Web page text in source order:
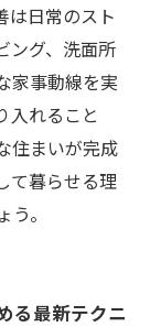
は日常のスト
ング、洗面所
家事動線を実
入れること
住まいが完成
て暮らせる理
。
る最新テクニ